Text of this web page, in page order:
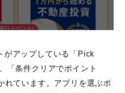
がアップしている「Pick
「条件クリアでポイント
れています。アプリを選ぶポ